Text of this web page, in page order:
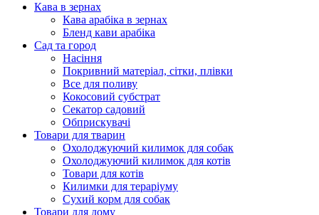
Кава в зернах
Кава арабіка в зернах
Бленд кави арабіка
Сад та город
Насіння
Покривний матеріал, сітки, плівки
Все для поливу
Кокосовий субстрат
Секатор садовий
Обприскувачі
Товари для тварин
Охолоджуючий килимок для собак
Охолоджуючий килимок для котів
Товари для котів
Килимки для тераріуму
Сухий корм для собак
Товари для дому